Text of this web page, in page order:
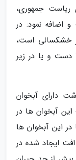
جمهوری،
اضافه نمود: در
خشکسالی است،
دست و یا در زیر
اشاره به وجود قریب به 600 دشت دارای آبخوان
آبخوان ها در
این آبخوان ها
ایجاد شده در